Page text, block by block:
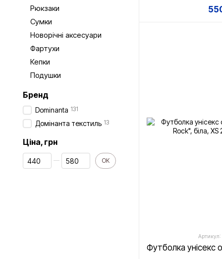
Артикул:
Рюкзаки
Сумки
Новорічні аксесуари
Фартухи
Кепки
Подушки
Бренд
Dominanta 131
Домінанта текстиль 13
Ціна, грн
От Ціна, грн
До Ціна, грн ОК